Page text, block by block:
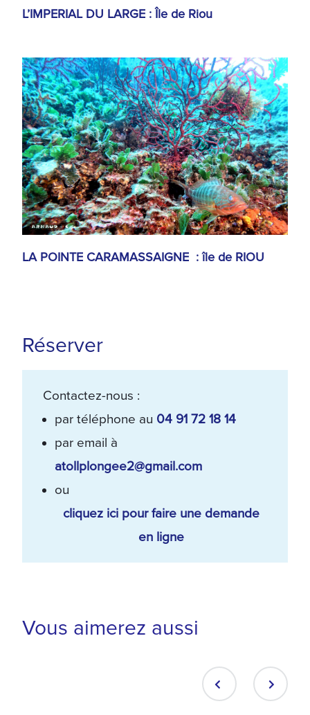
L’IMPERIAL DU LARGE : Île de Riou
LA POINTE CARAMASSAIGNE : île de RIOU
Réserver
Contactez-nous :
par téléphone au 04 91 72 18 14
par email à
atollplongee2@gmail.com
ou
cliquez ici pour faire une demande
en ligne
Vous aimerez aussi